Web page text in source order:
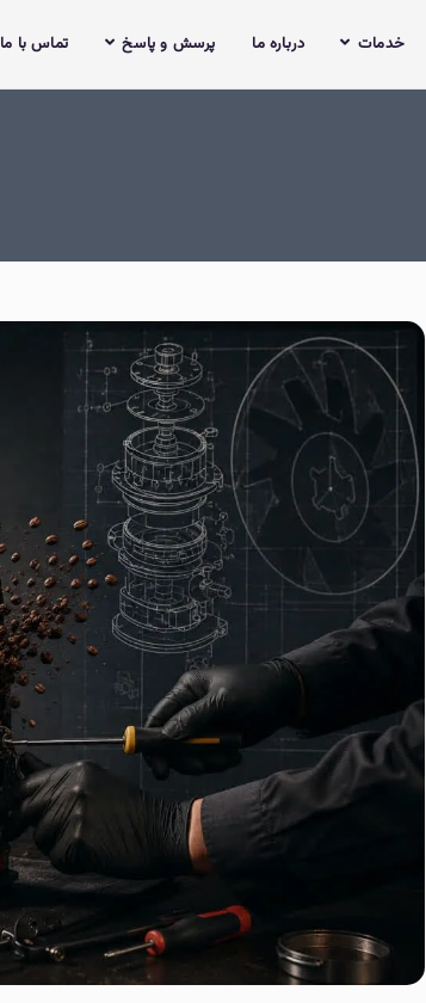
خدمات درباره ما پرسش و پاسخ تماس با ما